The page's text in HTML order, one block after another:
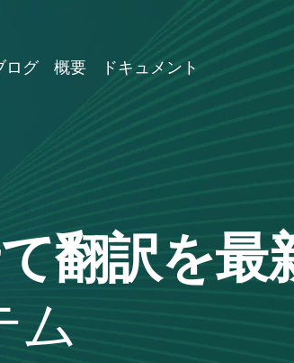
ログ 概要 ドキュメント
翻訳を最
ム